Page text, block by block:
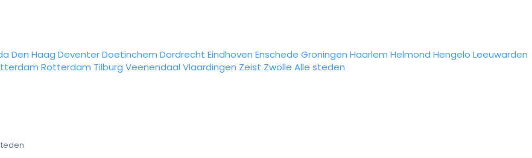
Den Haag DeventerDoetinchem Dordrecht Eindhoven Enschede Groningen Haarlem Helmond Hengelo Leeuwarden
Rotterdam Tilburg Veenendaal Vlaardingen Zeist Zwolle Alle steden